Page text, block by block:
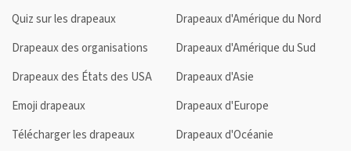
Quiz sur les drapeaux
Drapeaux des organisations
Drapeaux des États des USA
Emoji drapeaux
Télécharger les drapeaux
Drapeaux d'Amérique du Nord
Drapeaux d'Amérique du Sud
Drapeaux d'Asie
Drapeaux d'Europe
Drapeaux d'Océanie